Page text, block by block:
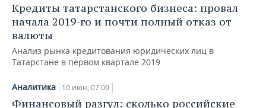
Кредиты татарстанского бизнеса: провал
начала 2019-го и почти полный отказ от
валюты
Анализ рынка кредитования юридических лиц в
Татарстане в первом квартале 2019
Аналитика 10 июн, 07:00
Финансовый разгул: сколько российские